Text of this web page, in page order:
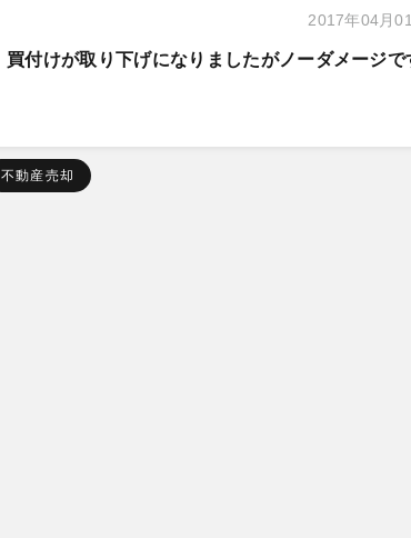
2017年04月
買付けが取り下げになりましたがノーダメージで
不動産売却